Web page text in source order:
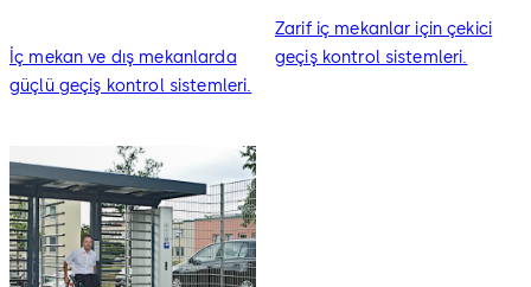
İç mekan ve dış mekanlarda
güçlü geçiş kontrol sistemleri.
Zarif iç mekanlar için çekici
geçiş kontrol sistemleri.